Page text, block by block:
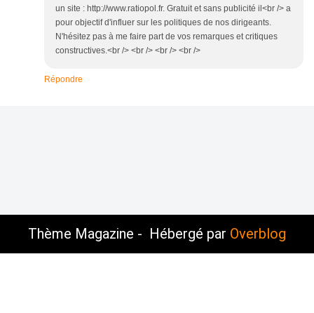
un site : http://www.ratiopol.fr. Gratuit et sans publicité il<br /> a
pour objectif d'influer sur les politiques de nos dirigeants.
N'hésitez pas à me faire part de vos remarques et critiques
constructives.<br /> <br /> <br /> <br />
Répondre
Thème Magazine - Hébergé par Overblog